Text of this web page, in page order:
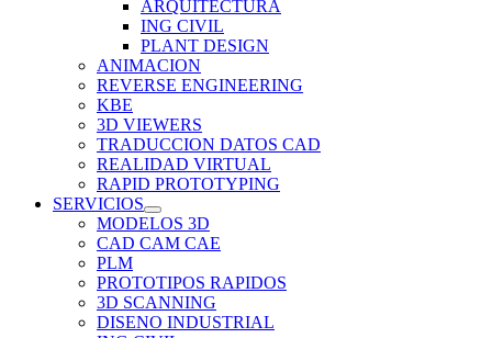
ARQUITECTURA
ING CIVIL
PLANT DESIGN
ANIMACION
REVERSE ENGINEERING
KBE
3D VIEWERS
TRADUCCION DATOS CAD
REALIDAD VIRTUAL
RAPID PROTOTYPING
SERVICIOS
MODELOS 3D
CAD CAM CAE
PLM
PROTOTIPOS RAPIDOS
3D SCANNING
DISENO INDUSTRIAL